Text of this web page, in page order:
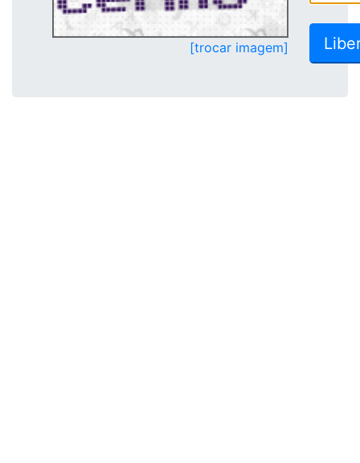
[trocar imagem]